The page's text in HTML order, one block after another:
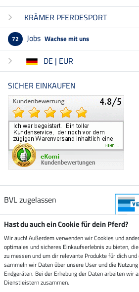
KRÄMER PFERDESPORT
72 Jobs Wachse mit uns
DE | EUR
SICHER EINKAUFEN
BVL zugelassen
Zustellung durch
Sicher bezahlen mit
Hast du auch ein Cookie für dein Pferd?
Wir auch! Außerdem verwenden wir Cookies und
optimales und sicheres Einkaufserlebnis zu bieten,
zu messen und um dir relevante Produkte für dich
sammeln wir Daten über unsere User und die
Endgeräten. Bei der Erhebung der Daten arbeiten wir
Dienstleistern zusammen.